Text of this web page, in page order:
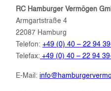
RC Hamburger Vermögen
Armgartstraße 4
22087 Hamburg
Telefon: +49 (0) 40 – 22 94
Telefax: +49 (0) 40 – 22 94
E-Mail: